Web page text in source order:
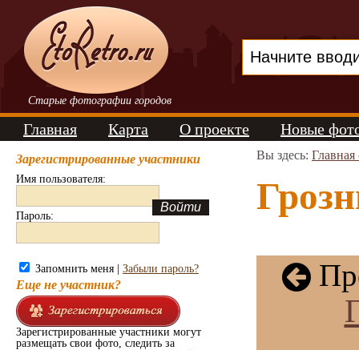
Старые фотографии городов
Главная Карта О проекте Новые
Зарегистрированные участники
Имя пользователя:
Пароль:
Запомнить меня | Забыли пароль?
Еще не участник?
Зарегистрированные участники могут
размещать свои фото, следить за
Вы здесь: Главная